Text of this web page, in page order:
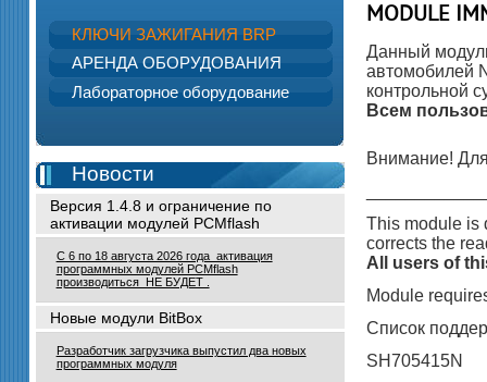
КЛЮЧИ ЗАЖИГАНИЯ BRP
АРЕНДА ОБОРУДОВАНИЯ
Лабораторное оборудование
Новости
Версия 1.4.8 и ограничение по
активации модулей PCMflash
С 6 по 18 августа 2026 года активация
программных модулей PCMflash
производиться НЕ БУДЕТ .
Новые модули BitBox
Разработчик загрузчика выпустил два новых
программных модуля
MODULE
Данный
автомобилей
контрольной
Всем
Внимание!
This module is
corrects the
All users of
Module
Список
SH705415N